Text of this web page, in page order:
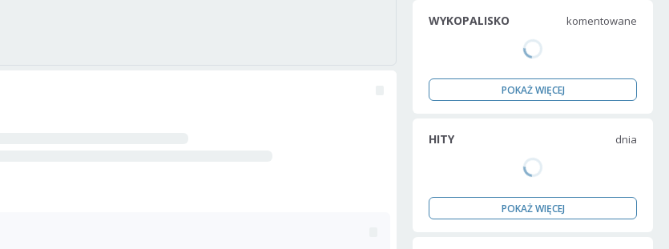
WYKOPALISKO komentowane
POKAŻ WIĘCEJ
HITY dnia
POKAŻ WIĘCEJ